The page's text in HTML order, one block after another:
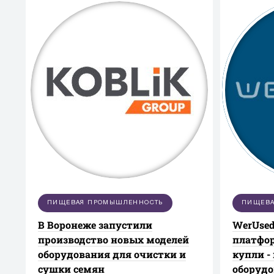
ПИЩЕВАЯ ПРОМЫШЛЕННОСТЬ
В Воронеже запустили
производство новых моделей
оборудования для очистки и
сушки семян
купли -